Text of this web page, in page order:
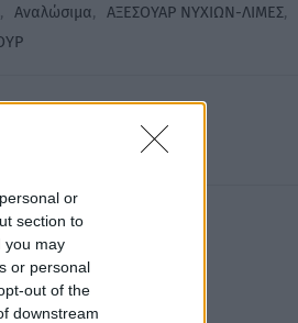
or
section to
you may
or personal
out of the
downstream
, Αναλώσιμα, ΑΞΕΣΟΥΑΡ ΝΥΧΙΩΝ-ΛΙΜΕΣ,